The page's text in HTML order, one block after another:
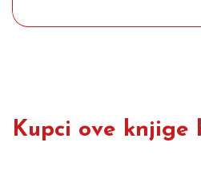
Kupci ove knjige